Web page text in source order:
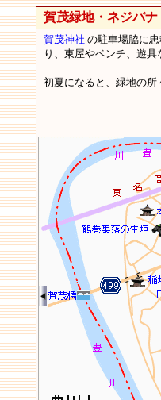
賀茂緑地・ネジバナ
賀茂神社 の駐車場脇に
り、東屋やベンチ、遊
初夏になると、緑地の